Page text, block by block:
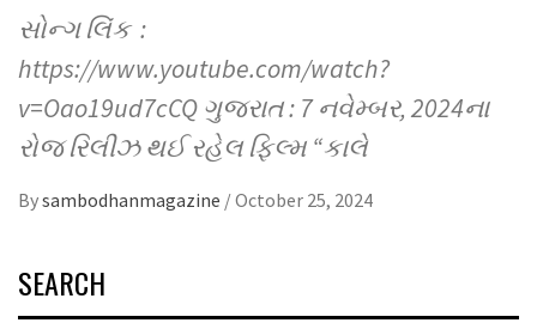
સોન્ગ લિંક :
https://www.youtube.com/watch?
v=Oao19ud7cCQ ગુજરાત : 7 નવેમ્બર, 2024ના
રોજ રિલીઝ થઈ રહેલ ફિલ્મ “કાલે
Bysambodhanmagazine /October 25, 2024
SEARCH